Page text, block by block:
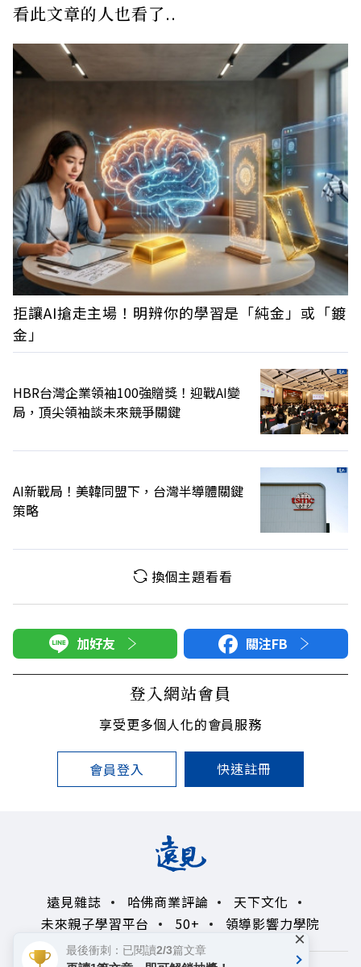
看此文章的人也看了..
拒讓AI搶走主場！明辨你的學習是「純金」或「鍍
金」
HBR台灣企業領袖100強贈獎！迎戰AI變
局，頂尖領袖談未來競爭關鍵
AI新戰局！美韓同盟下，台灣半導體關鍵
策略
換個主題看看
加好友 關注FB
登入網站會員
享受更多個人化的會員服務
會員登入 快速註冊
遠見雜誌 哈佛商業評論
天下文化
未來親子學習平台
50+ 領導影響力學院
最後衝刺：已閱讀2/3篇文章 ×